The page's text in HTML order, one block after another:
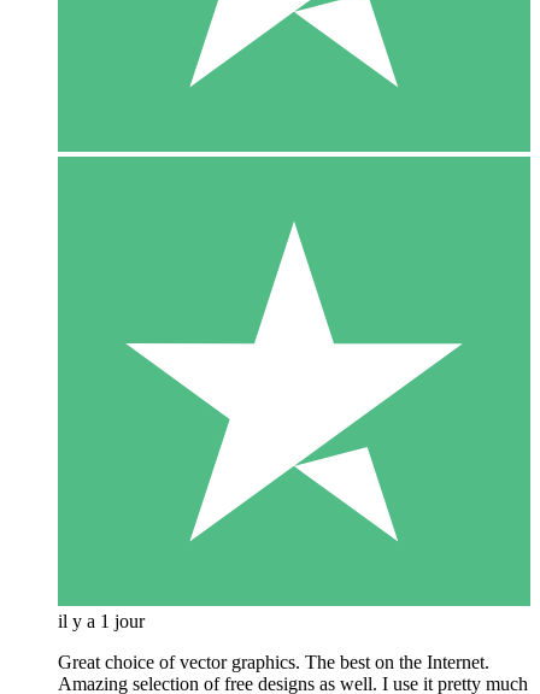
il y a 1 jour
Great choice of vector graphics. The best on the Internet.
Amazing selection of free designs as well. I use it pretty much